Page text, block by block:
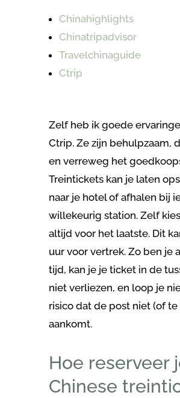
Chinahighlights
Chinatripadvisor
Travelchinaguide
Ctrip
Zelf heb ik goede
Ctrip. Ze zijn behulpzaam,
en verreweg het
Treintickets kan je laten
naar je hotel of afhalen bij
willekeurig station. Zelf
altijd voor het laatste. Dit
uur voor vertrek. Zo ben je
tijd, kan je je ticket in de
niet verliezen, en loop je
risico dat de post niet (of te
aankomt.
Hoe reserveer
Chinese